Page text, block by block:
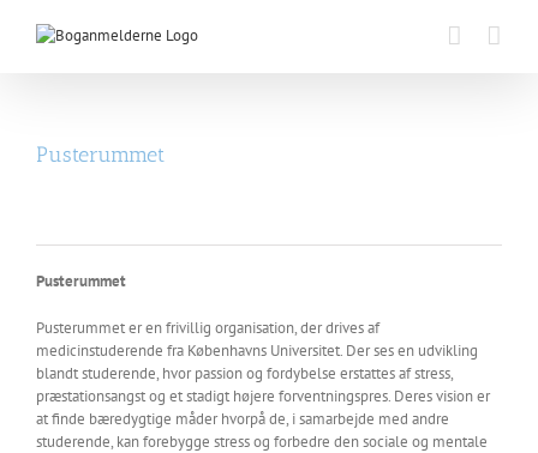
Pusterummet
Pusterummet
Pusterummet er en frivillig organisation, der drives af
medicinstuderende fra Københavns Universitet. Der ses en udvikling
blandt studerende, hvor passion og fordybelse erstattes af stress,
præstationsangst og et stadigt højere forventningspres. Deres vision er
at finde bæredygtige måder hvorpå de, i samarbejde med andre
studerende, kan forebygge stress og forbedre den sociale og mentale